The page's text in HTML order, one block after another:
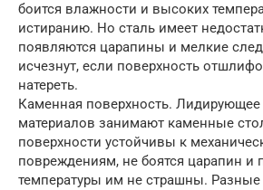
боится влажности и высоких
истиранию. Но сталь имеет
появляются царапины и мелкие
исчезнут, если поверхность
натереть.
Каменная поверхность. Лидирующее
материалов занимают каменные
поверхности устойчивы к
повреждениям, не боятся царапин и
температуры им не страшны.